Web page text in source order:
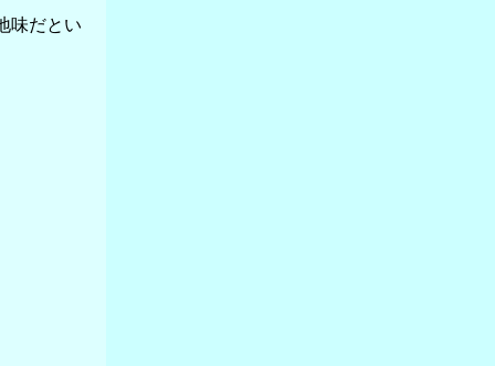
味だとい